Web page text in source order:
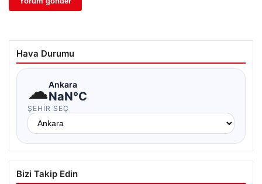
Hava Durumu
☁Ankara
NaN°C
ŞEHIR SEÇ
Bizi Takip Edin